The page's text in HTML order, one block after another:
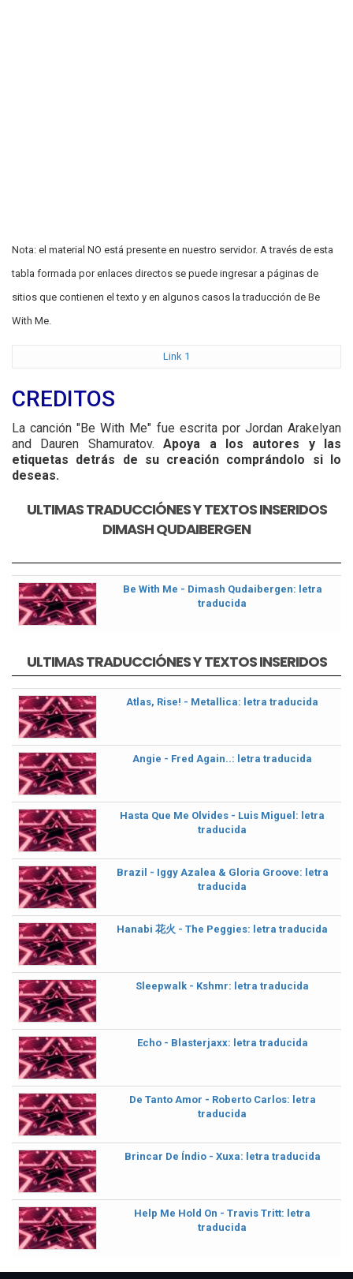
Nota: el material NO está presente en nuestro servidor. A través de esta
tabla formada por enlaces directos se puede ingresar a páginas de
sitios que contienen el texto y en algunos casos la traducción de Be
With Me.
Link 1
CREDITOS
La canción "Be With Me" fue escrita por Jordan Arakelyan
and Dauren Shamuratov.Apoya a los autores y las
etiquetas detrás de su creación comprándolo si lo
deseas.
ULTIMAS TRADUCCIÓNES Y TEXTOS INSERIDOS
DIMASH QUDAIBERGEN
Be With Me - Dimash Qudaibergen: letra
traducida
ULTIMAS TRADUCCIÓNES Y TEXTOS INSERIDOS
Atlas, Rise! - Metallica: letra traducida
Angie - Fred Again..: letra traducida
Hasta Que Me Olvides - Luis Miguel: letra
traducida
Brazil - Iggy Azalea & Gloria Groove: letra
traducida
Hanabi 花火 - The Peggies: letra traducida
Sleepwalk - Kshmr: letra traducida
Echo - Blasterjaxx: letra traducida
De Tanto Amor - Roberto Carlos: letra
traducida
Brincar De Índio - Xuxa: letra traducida
Help Me Hold On - Travis Tritt: letra
traducida